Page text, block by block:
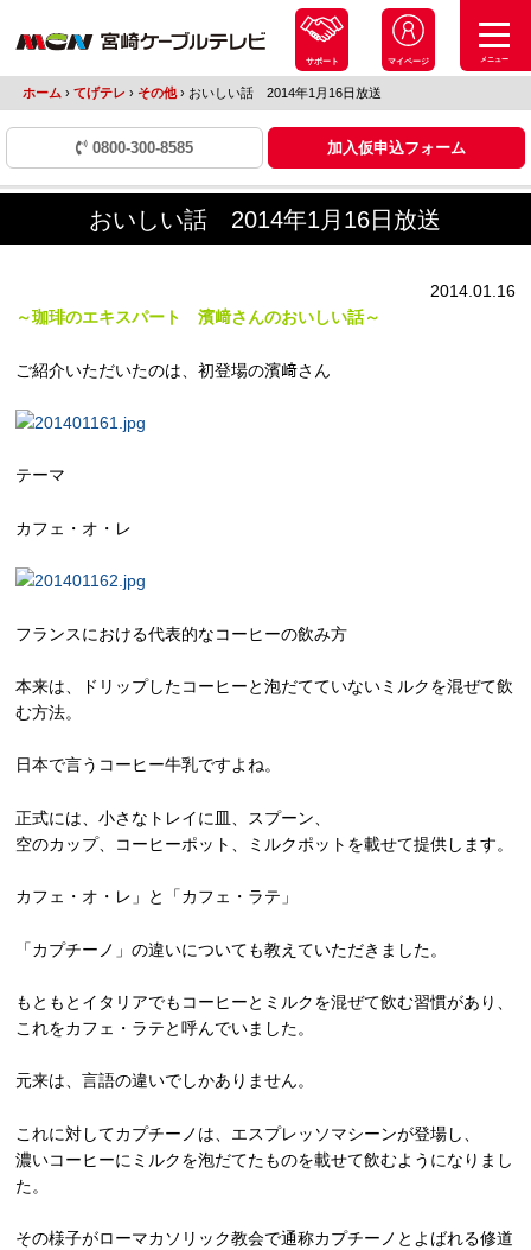
サポート マイページ メニュー
ホーム › てげテレ › その他 ›おいしい話 2014年1月16日放送
0800-300-8585 加入仮申込フォーム
おいしい話 2014年1月16日放送
2014.01.16
～珈琲のエキスパート 濱﨑さんのおいしい話～
ご紹介いただいたのは、初登場の濱﨑さん
テーマ
カフェ・オ・レ
フランスにおける代表的なコーヒーの飲み方
本来は、ドリップしたコーヒーと泡だてていないミルクを混ぜて飲
む方法。
日本で言うコーヒー牛乳ですよね。
正式には、小さなトレイに皿、スプーン、
空のカップ、コーヒーポット、ミルクポットを載せて提供します。
カフェ・オ・レ」と「カフェ・ラテ」
「カプチーノ」の違いについても教えていただきました。
もともとイタリアでもコーヒーとミルクを混ぜて飲む習慣があり、
これをカフェ・ラテと呼んでいました。
元来は、言語の違いでしかありません。
これに対してカプチーノは、エスプレッソマシーンが登場し、
濃いコーヒーにミルクを泡だてたものを載せて飲むようになりまし
た。
その様子がローマカソリック教会で通称カプチーノとよばれる修道